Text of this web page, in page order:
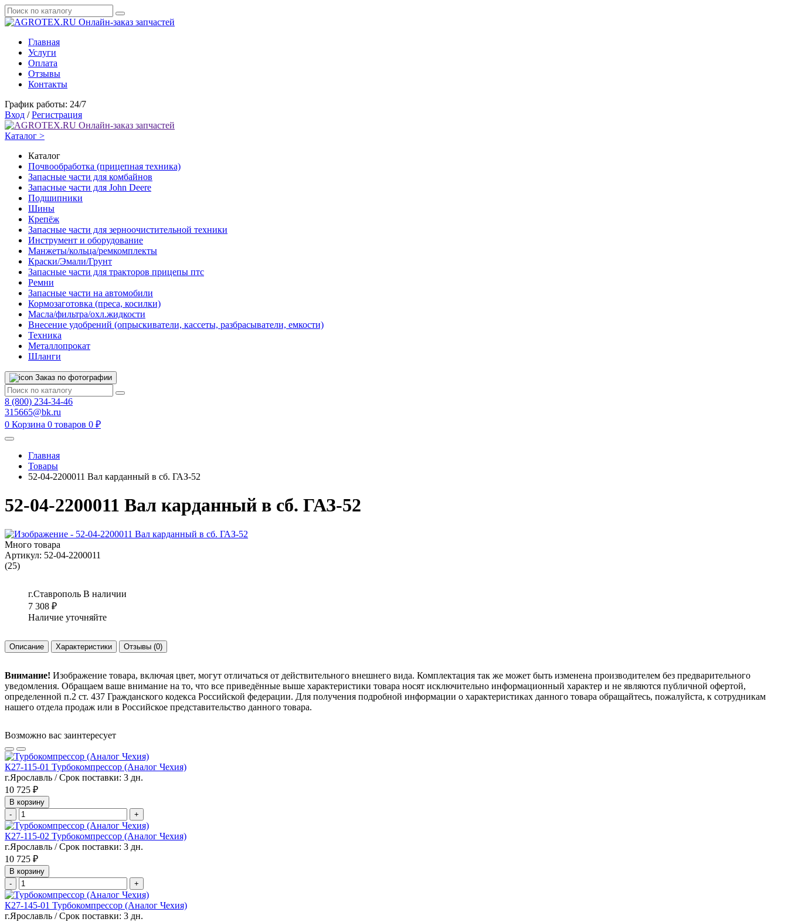
Онлайн-заказ запчастей
Главная
Услуги
Оплата
Отзывы
Контакты
График работы: 24/7
Вход / Регистрация
Онлайн-заказ запчастей
Каталог >
Каталог
Почвообработка (прицепная техника)
Запасные части для комбайнов
Запасные части для John Deere
Подшипники
Шины
Крепёж
Запасные части для зерноочистительной техники
Инструмент и оборудование
Манжеты/кольца/ремкомплекты
Краски/Эмали/Грунт
Запасные части для тракторов прицепы птс
Ремни
Запасные части на автомобили
Кормозаготовка (преса, косилки)
Масла/фильтра/охл.жидкости
Внесение удобрений (опрыскиватели, кассеты, разбрасыватели, емкости)
Техника
Металлопрокат
Шланги
Заказ по фотографии
8 (800) 234-34-46
315665@bk.ru
0 Корзина 0 товаров 0 ₽
Главная
Товары
52-04-2200011 Вал карданный в сб. ГАЗ-52
52-04-2200011 Вал карданный в сб. ГАЗ-52
Много товара
Артикул: 52-04-2200011
(25)
г.Ставрополь В наличии
7 308 ₽
Наличие уточняйте
Описание Характеристики Отзывы (0)
Внимание! Изображение товара, включая цвет, могут отличаться от действительного внешнего вида. Комплектация так же может быть изменена производителем без предварительного
уведомления. Обращаем ваше внимание на то, что все приведённые выше характеристики товара носят исключительно информационный характер и не являются публичной офертой,
определенной п.2 ст. 437 Гражданского кодекса Российской федерации. Для получения подробной информации о характеристиках данного товара обращайтесь, пожалуйста, к сотрудникам
нашего отдела продаж или в Российское представительство данного товара.
Возможно вас заинтересует
К27-115-01 Турбокомпрессор (Аналог Чехия)
г.Ярославль / Срок поставки: 3 дн.
10 725 ₽
В корзину
-
+
К27-115-02 Турбокомпрессор (Аналог Чехия)
г.Ярославль / Срок поставки: 3 дн.
10 725 ₽
В корзину
-
+
К27-145-01 Турбокомпрессор (Аналог Чехия)
г.Ярославль / Срок поставки: 3 дн.